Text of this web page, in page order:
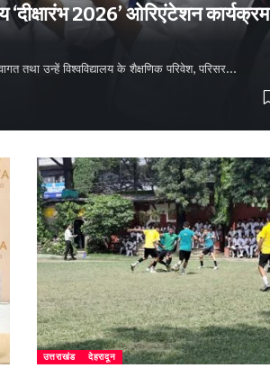
‘दीक्षारंभ 2026’ ओरिएंटेशन कार्यक्रम
तथा उन्हें विश्वविद्यालय के शैक्षणिक परिवेश, परिसर…
उत्तराखंड देहरादून